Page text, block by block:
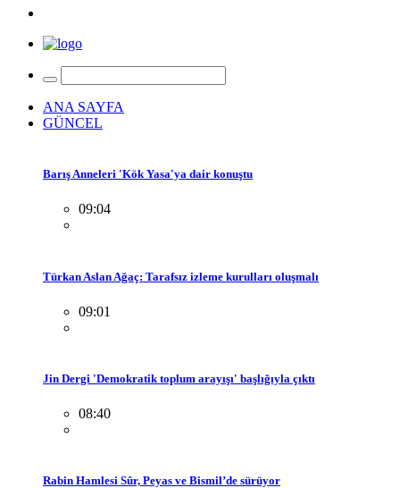
ANA SAYFA
GÜNCEL
Barış Anneleri 'Kök Yasa'ya dair konuştu
09:04
Türkan Aslan Ağaç: Tarafsız izleme kurulları oluşmalı
09:01
Jin Dergi 'Demokratik toplum arayışı' başlığıyla çıktı
08:40
Rabin Hamlesi Sûr, Peyas ve Bismil’de sürüyor